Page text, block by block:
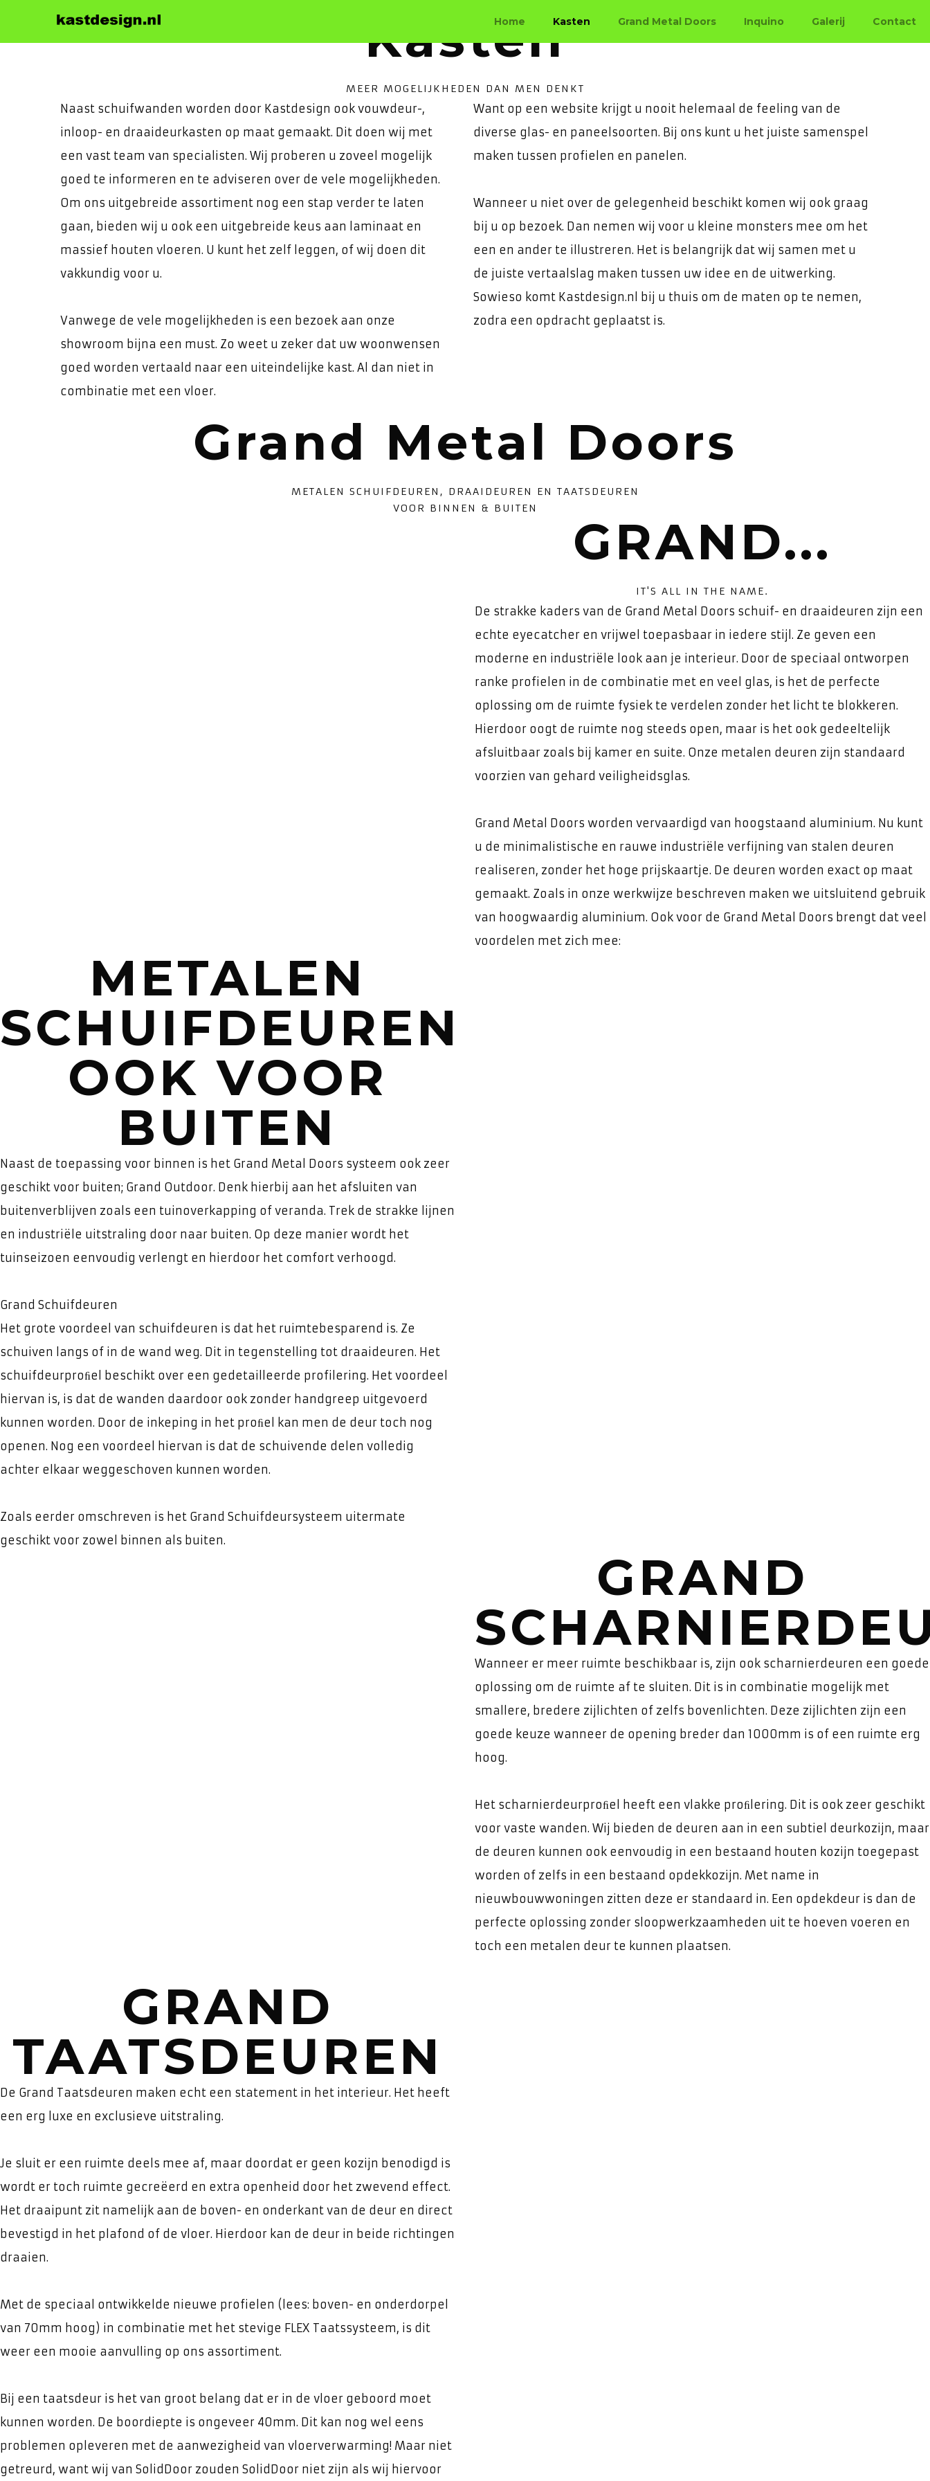
Home Kasten Grand Metal Doors Inquino Galerij Contact
Kastdesign van huis uit uw millimeter specialist
Voor op maat gemaakte schuifwandkasten, inloopkasten en meubelen.
Kasten
MEER MOGELIJKHEDEN DAN MEN DENKT
Naast schuifwanden worden door Kastdesign ook vouwdeur-,
inloop- en draaideurkasten op maat gemaakt. Dit doen wij met
een vast team van specialisten. Wij proberen u zoveel mogelijk
goed te informeren en te adviseren over de vele mogelijkheden.
Om ons uitgebreide assortiment nog een stap verder te laten
gaan, bieden wij u ook een uitgebreide keus aan laminaat en
massief houten vloeren. U kunt het zelf leggen, of wij doen dit
vakkundig voor u.
Vanwege de vele mogelijkheden is een bezoek aan onze
showroom bijna een must. Zo weet u zeker dat uw woonwensen
goed worden vertaald naar een uiteindelijke kast. Al dan niet in
combinatie met een vloer.
Want op een website krijgt u nooit helemaal de feeling van de
diverse glas- en paneelsoorten. Bij ons kunt u het juiste samenspel
maken tussen profielen en panelen.
Wanneer u niet over de gelegenheid beschikt komen wij ook graag
bij u op bezoek. Dan nemen wij voor u kleine monsters mee om het
een en ander te illustreren. Het is belangrijk dat wij samen met u
de juiste vertaalslag maken tussen uw idee en de uitwerking.
Sowieso komt Kastdesign.nl bij u thuis om de maten op te nemen,
zodra een opdracht geplaatst is.
Grand Metal Doors
METALEN SCHUIFDEUREN, DRAAIDEUREN EN TAATSDEUREN
VOOR BINNEN & BUITEN
GRAND...
IT'S ALL IN THE NAME.
De strakke kaders van de Grand Metal Doors schuif- en draaideuren zijn een
echte eyecatcher en vrijwel toepasbaar in iedere stijl. Ze geven een
moderne en industriële look aan je interieur. Door de speciaal ontworpen
ranke profielen in de combinatie met en veel glas, is het de perfecte
oplossing om de ruimte fysiek te verdelen zonder het licht te blokkeren.
Hierdoor oogt de ruimte nog steeds open, maar is het ook gedeeltelijk
afsluitbaar zoals bij kamer en suite. Onze metalen deuren zijn standaard
voorzien van gehard veiligheidsglas.
Grand Metal Doors worden vervaardigd van hoogstaand aluminium. Nu kunt
u de minimalistische en rauwe industriële verfijning van stalen deuren
realiseren, zonder het hoge prijskaartje. De deuren worden exact op maat
gemaakt. Zoals in onze werkwijze beschreven maken we uitsluitend gebruik
van hoogwaardig aluminium. Ook voor de Grand Metal Doors brengt dat veel
voordelen met zich mee:
METALEN
SCHUIFDEUREN
OOK VOOR
BUITEN
Naast de toepassing voor binnen is het Grand Metal Doors systeem ook zeer
geschikt voor buiten; Grand Outdoor. Denk hierbij aan het afsluiten van
buitenverblijven zoals een tuinoverkapping of veranda. Trek de strakke lijnen
en industriële uitstraling door naar buiten. Op deze manier wordt het
tuinseizoen eenvoudig verlengt en hierdoor het comfort verhoogd.
Grand Schuifdeuren
Het grote voordeel van schuifdeuren is dat het ruimtebesparend is. Ze
schuiven langs of in de wand weg. Dit in tegenstelling tot draaideuren. Het
schuifdeurproﬁel beschikt over een gedetailleerde profilering. Het voordeel
hiervan is, is dat de wanden daardoor ook zonder handgreep uitgevoerd
kunnen worden. Door de inkeping in het proﬁel kan men de deur toch nog
openen. Nog een voordeel hiervan is dat de schuivende delen volledig
achter elkaar weggeschoven kunnen worden.
Zoals eerder omschreven is het Grand Schuifdeursysteem uitermate
geschikt voor zowel binnen als buiten.
GRAND
Wanneer er meer ruimte beschikbaar is, zijn ook scharnierdeuren een goede
oplossing om de ruimte af te sluiten. Dit is in combinatie mogelijk met
smallere, bredere zijlichten of zelfs bovenlichten. Deze zijlichten zijn een
goede keuze wanneer de opening breder dan 1000mm is of een ruimte erg
hoog.
Het scharnierdeurproﬁel heeft een vlakke proﬁlering. Dit is ook zeer geschikt
voor vaste wanden. Wij bieden de deuren aan in een subtiel deurkozijn, maar
de deuren kunnen ook eenvoudig in een bestaand houten kozijn toegepast
worden of zelfs in een bestaand opdekkozijn. Met name in
nieuwbouwwoningen zitten deze er standaard in. Een opdekdeur is dan de
perfecte oplossing zonder sloopwerkzaamheden uit te hoeven voeren en
toch een metalen deur te kunnen plaatsen.
GRAND
TAATSDEUREN
De Grand Taatsdeuren maken echt een statement in het interieur. Het heeft
een erg luxe en exclusieve uitstraling.
Je sluit er een ruimte deels mee af, maar doordat er geen kozijn benodigd is
wordt er toch ruimte gecreëerd en extra openheid door het zwevend effect.
Het draaipunt zit namelijk aan de boven- en onderkant van de deur en direct
bevestigd in het plafond of de vloer. Hierdoor kan de deur in beide richtingen
draaien.
Met de speciaal ontwikkelde nieuwe profielen (lees: boven- en onderdorpel
van 70mm hoog) in combinatie met het stevige FLEX Taatssysteem, is dit
weer een mooie aanvulling op ons assortiment.
Bij een taatsdeur is het van groot belang dat er in de vloer geboord moet
kunnen worden. De boordiepte is ongeveer 40mm. Dit kan nog wel eens
problemen opleveren met de aanwezigheid van vloerverwarming! Maar niet
getreurd, want wij van SolidDoor zouden SolidDoor niet zijn als wij hiervoor